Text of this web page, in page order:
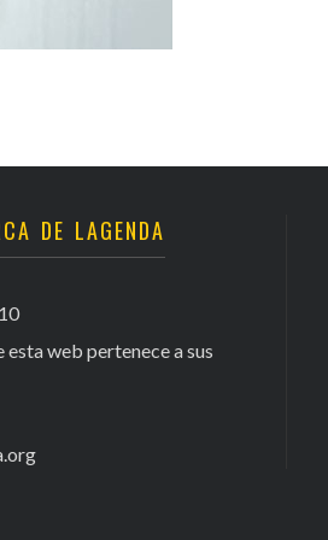
DE LAGENDA
web pertenece a sus